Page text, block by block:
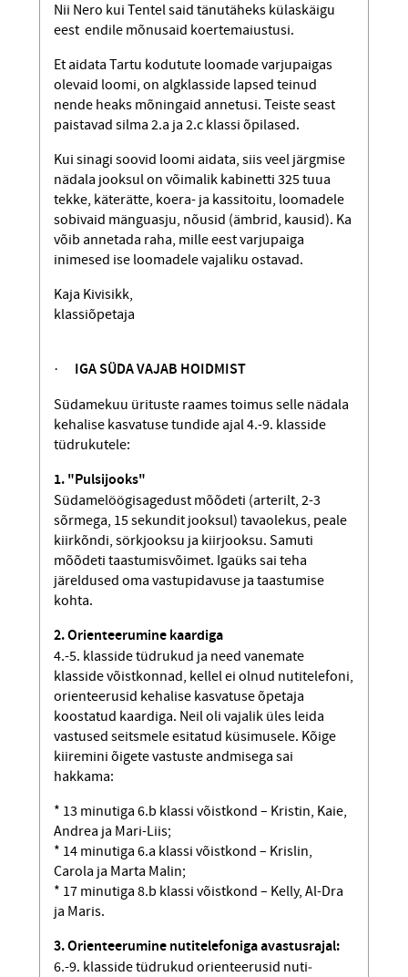
Nii Nero kui Tentel said tänutäheks külaskäigu
eest endile mõnusaid koerte­maiustusi.
Et aidata Tartu kodutute loomade varju­paigas
olevaid loomi, on algklasside lapsed teinud
nende heaks mõningaid annetusi. Teiste seast
paistavad silma 2.a ja 2.c klassi õpilased.
Kui sinagi soovid loomi aidata, siis veel järgmise
nädala jooksul on võimalik kabinetti 325 tuua
tekke, käterätte, koera- ja kassitoitu, loomadele
sobivaid mänguasju, nõusid (ämbrid, kausid). Ka
võib annetada raha, mille eest varjupaiga
inimesed ise loomadele vajaliku ostavad.
Kaja Kivisikk,
klassiõpetaja
· IGA SÜDA VAJAB HOIDMIST
Südamekuu ürituste raames toimus selle nädala
kehalise kasvatuse tundide ajal 4.-9. klasside
tüdrukutele:
1. "Pulsijooks"
Südamelöögisagedust mõõdeti (arterilt, 2-3
sõrmega, 15 sekundit jooksul) tavaolekus, peale
kiirkõndi, sörkjooksu ja kiirjooksu. Samuti
mõõdeti taastumisvõimet. Igaüks sai teha
järeldused oma vastupidavuse ja taastumise
kohta.
2. Orienteerumine kaardiga
4.-5. klasside tüdrukud ja need vanemate
klasside võistkonnad, kellel ei olnud nutitelefoni,
orienteerusid kehalise kasvatuse õpetaja
koostatud kaardiga. Neil oli vajalik üles leida
vastused seitsmele esitatud küsimusele. Kõige
kiiremini õigete vastuste andmisega sai
hakkama:
* 13 minutiga 6.b klassi võistkond – Kristin, Kaie,
Andrea ja Mari-Liis;
* 14 minutiga 6.a klassi võistkond – Krislin,
Carola ja Marta Malin;
* 17 minutiga 8.b klassi võistkond – Kelly, Al-Dra
ja Maris.
3. Orienteerumine nutitelefoniga avas­tusrajal:
6.-9. klasside tüdrukud orienteerusid nuti­